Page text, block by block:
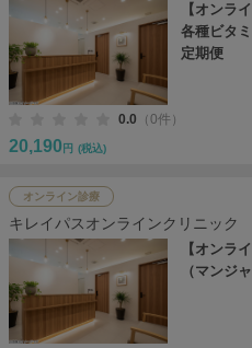
【オンラ
各種ビタ
定期便
0.0 （0件）
20,190 円 (税込)
オンライン診療
キレイパスオンラインクリニック
【オンラ
（マンジ